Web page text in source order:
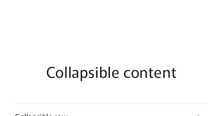
Collapsible content